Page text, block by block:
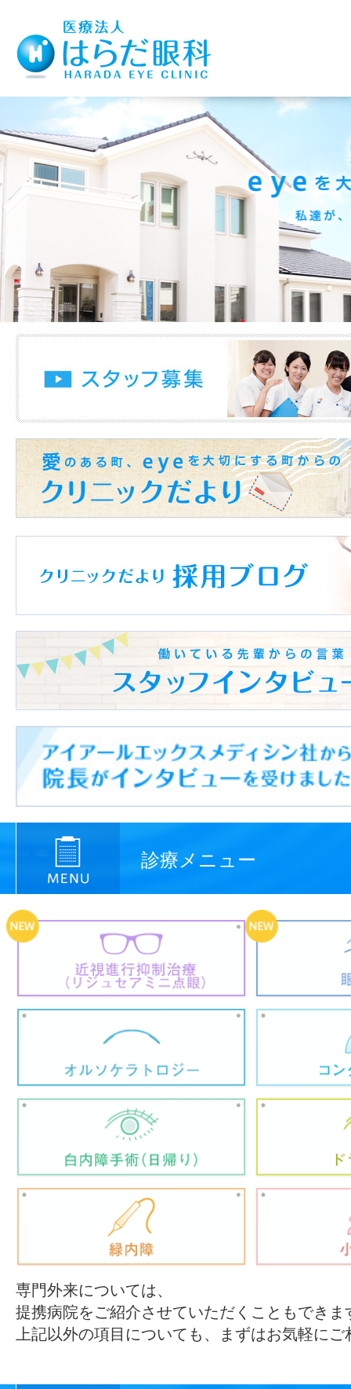
診療メニュー
専門外来については、
提携病院をご紹介させていただくこともできま
上記以外の項目についても、まずはお気軽に